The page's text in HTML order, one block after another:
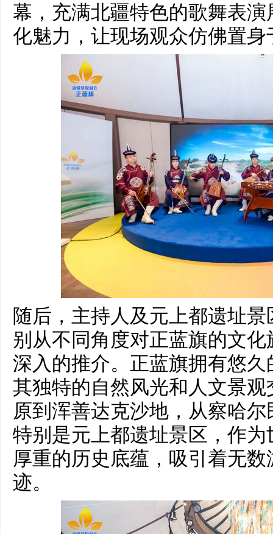
幕，充满北疆特色的歌舞表
化魅力，让现场观众仿佛置
随后，主持人及元上都遗址
别从不同角度对正蓝旗的文
深入的推介。正蓝旗拥有悠
其独特的自然风光和人文景
原到浑善达克沙地，从察哈
特别是元上都遗址景区，作
厚重的历史底蕴，吸引着无
迹。